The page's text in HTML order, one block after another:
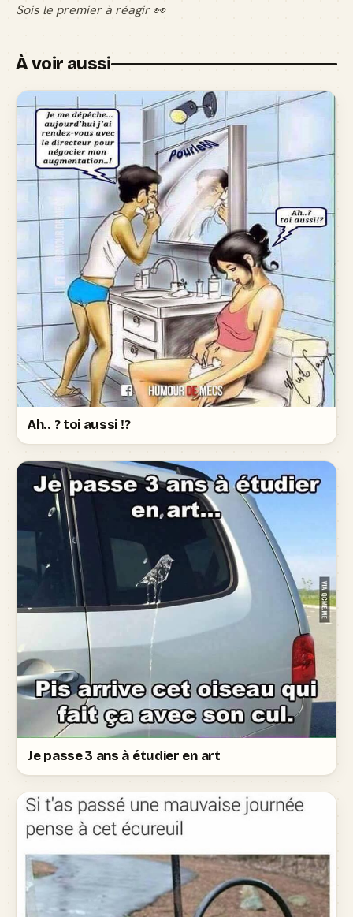
Sois le premier à réagir 👀
À voir aussi
Ah.. ? toi aussi !?
Je passe 3 ans à étudier en art